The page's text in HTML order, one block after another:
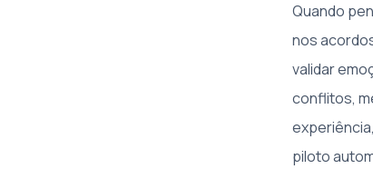
Quando
nos
validar
conflitos,
piloto